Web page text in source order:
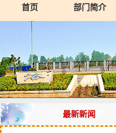
首页 部门简介
最新新闻